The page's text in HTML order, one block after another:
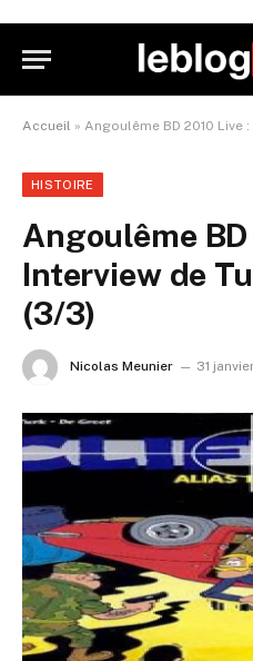
Accueil » Angoulême BD 2010 Live
HISTOIRE
Angoulême
Interview de
(3/3)
Nicolas Meunier 31